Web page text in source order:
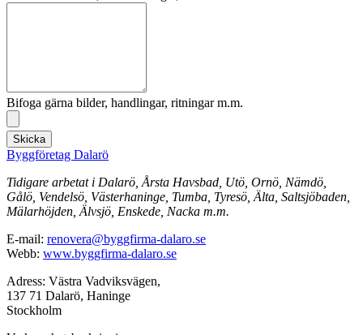
Bifoga gärna bilder, handlingar, ritningar m.m.
Skicka
Byggföretag Dalarö
Tidigare arbetat i Dalarö, Årsta Havsbad, Utö, Ornö, Nämdö,
Gålö, Vendelsö, Västerhaninge, Tumba, Tyresö, Älta, Saltsjöbaden,
Mälarhöjden, Älvsjö, Enskede, Nacka m.m.
E-mail: renovera@byggfirma-dalaro.se
Webb: www.byggfirma-dalaro.se
Adress: Västra Vadviksvägen,
137 71 Dalarö, Haninge
Stockholm